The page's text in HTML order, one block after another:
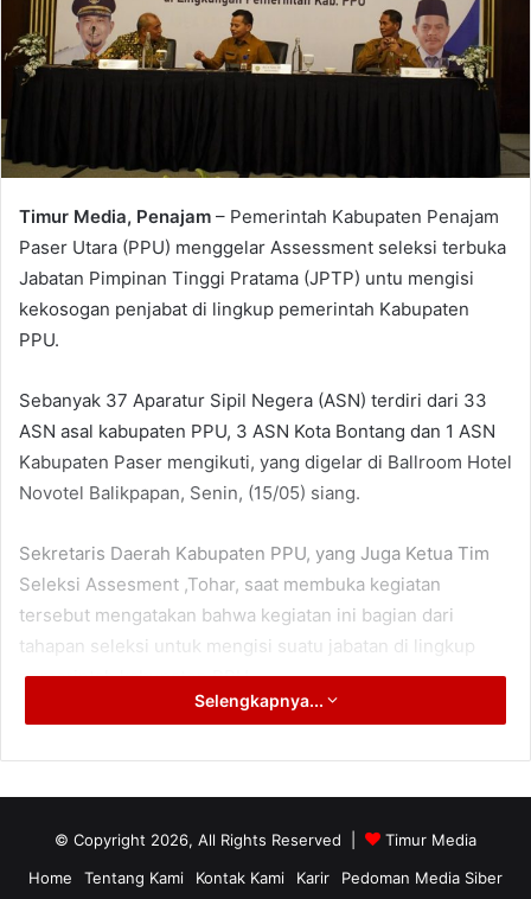
Timur Media, Penajam – Pemerintah Kabupaten Penajam
Paser Utara (PPU) menggelar Assessment seleksi terbuka
Jabatan Pimpinan Tinggi Pratama (JPTP) untu mengisi
kekosogan penjabat di lingkup pemerintah Kabupaten
PPU.
Sebanyak 37 Aparatur Sipil Negera (ASN) terdiri dari 33
ASN asal kabupaten PPU, 3 ASN Kota Bontang dan 1 ASN
Kabupaten Paser mengikuti, yang digelar di Ballroom Hotel
Novotel Balikpapan, Senin, (15/05) siang.
Sekretaris Daerah Kabupaten PPU, yang Juga Ketua Tim
Seleksi Assesment ,Tohar, saat membuka kegiatan
tersebut mengatakan bahwa kegiatan ini bagian dari
tahapan seleksi untuk mengisi suatu jabatan di lingkup
pemerintah kabupaten PPU.
sangat penting untuk menentukan dan menjadi referensi
bagi kami, bapak dan ibu yang ikut seleksi ini cocok di
dinas mana untuk ditempatkan,” jelas Tohar.
Pesan Tohar kepada peserta yang mengikuti assessment
Selengkapnya...
© Copyright 2026, All Rights Reserved |
Timur Media
Home
Tentang Kami Kontak Kami Karir Pedoman Media Siber